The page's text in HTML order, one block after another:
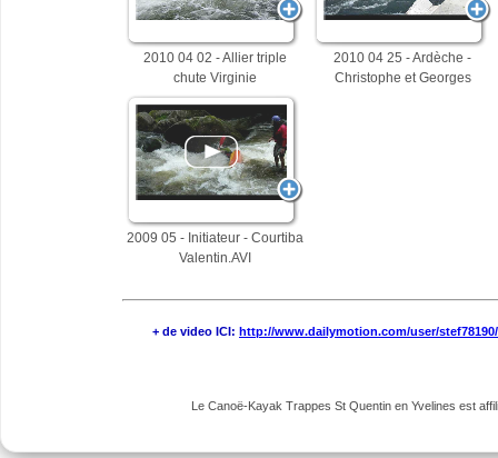
2010 04 02 - Allier triple
chute Virginie
2010 04 25 - Ardèche -
Christophe et Georges
2009 05 - Initiateur - Courtiba
Valentin.AVI
+ de video ICI: http://www.dailymotion.com/user/
Le Canoë-Kayak Trappes St Quentin en Yvelines est